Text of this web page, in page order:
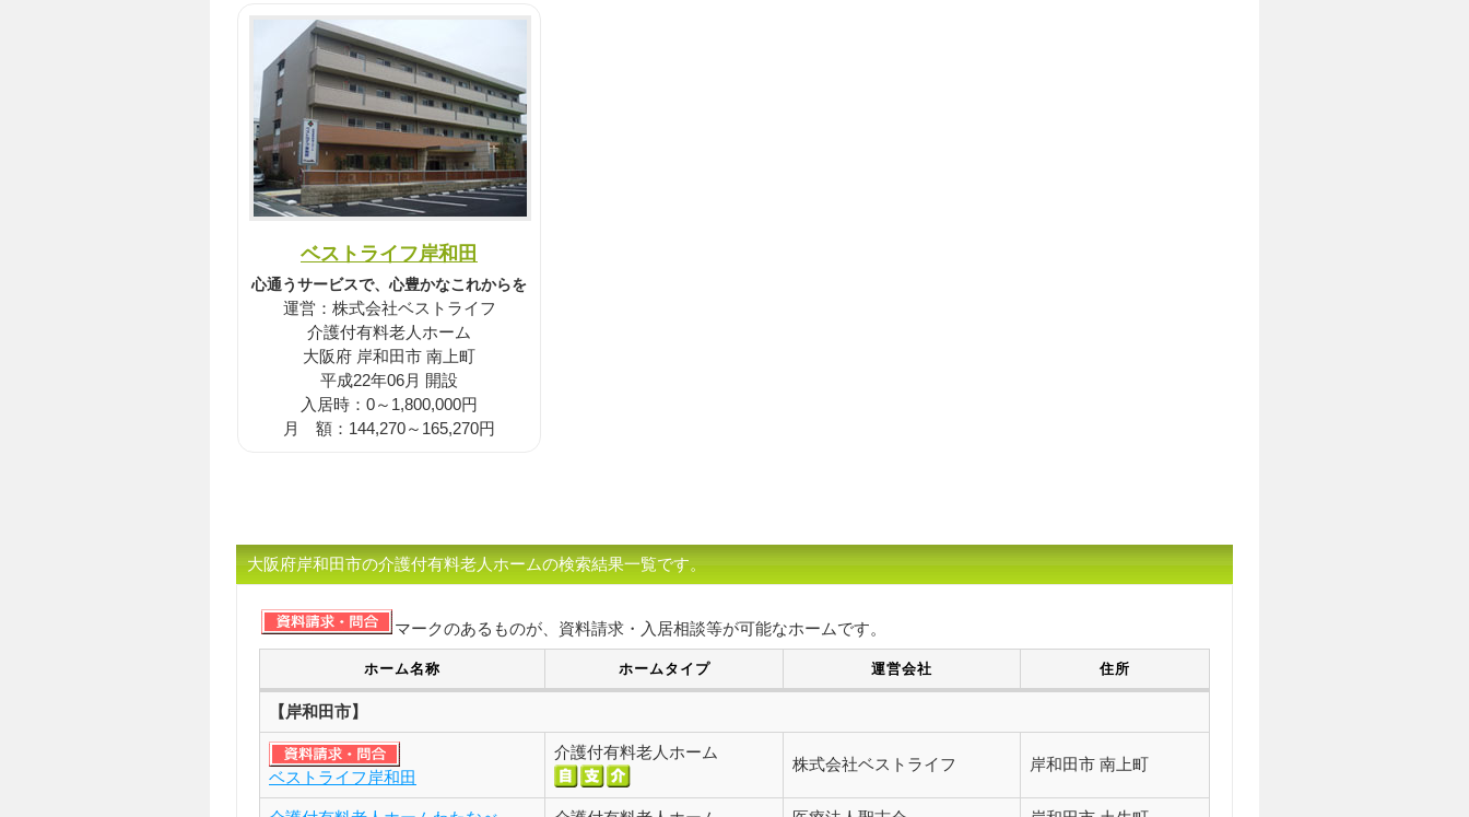
ベストライフ岸和田
心通うサービスで、心豊かなこれからを
運営：株式会社ベストライフ
介護付有料老人ホーム
大阪府 岸和田市 南上町
平成22年06月 開設
入居時：0～1,800,000円
月 額：144,270～165,270円
大阪府岸和田市の介護付有料老人ホームの検索結果一覧です。
マークのあるものが、資料請求・入居相談等が可能なホームです。
ホーム名称 ホームタイプ 運営会社 住所
【岸和田市】
ベストライフ岸和田
介護付有料老人ホーム
株式会社ベストライフ 岸和田市 南上町